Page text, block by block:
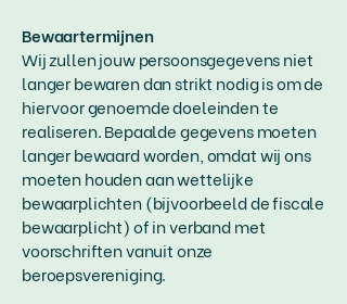
Bewaartermijnen
Wij zullen jouw persoonsgegevens niet
langer bewaren dan strikt nodig is om de
hiervoor genoemde doeleinden te
realiseren. Bepaalde gegevens moeten
langer bewaard worden, omdat wij ons
moeten houden aan wettelijke
bewaarplichten (bijvoorbeeld de fiscale
bewaarplicht) of in verband met
voorschriften vanuit onze
beroepsvereniging.